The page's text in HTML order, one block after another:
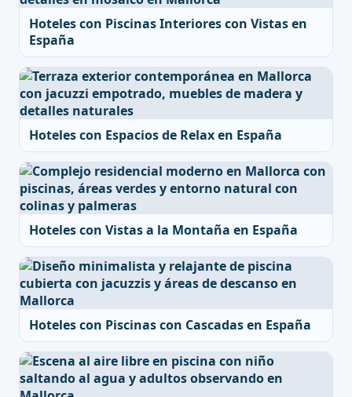
Hoteles con Piscinas Interiores con Vistas en
España
Hoteles con Espacios de Relax en España
Hoteles con Vistas a la Montaña en España
Hoteles con Piscinas con Cascadas en España